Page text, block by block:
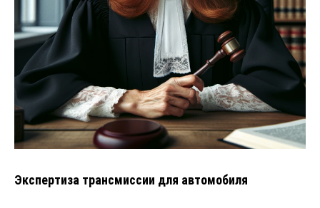
Экспертиза трансмиссии для автомобиля